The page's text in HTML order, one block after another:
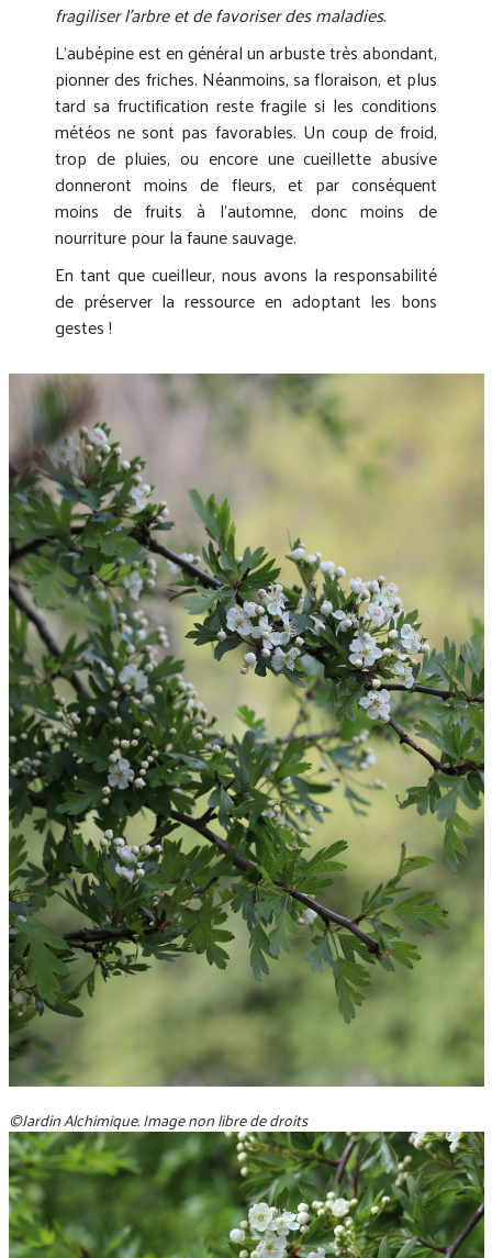
fragiliser l’arbre et de favoriser des maladies.
L’aubépine est en général un arbuste très abondant,
pionner des friches. Néanmoins, sa floraison, et plus
tard sa fructification reste fragile si les conditions
météos ne sont pas favorables. Un coup de froid,
trop de pluies, ou encore une cueillette abusive
donneront moins de fleurs, et par conséquent
moins de fruits à l’automne, donc moins de
nourriture pour la faune sauvage.
En tant que cueilleur, nous avons la responsabilité
de préserver la ressource en adoptant les bons
gestes !
©Jardin Alchimique. Image non libre de droits